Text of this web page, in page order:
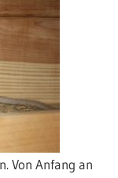
Von Anfang an